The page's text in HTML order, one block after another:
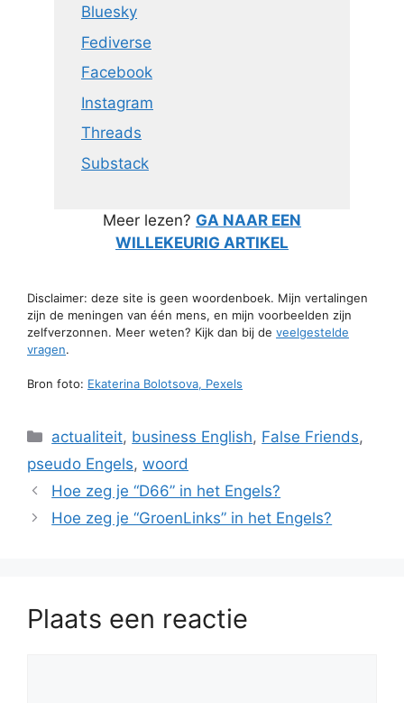
Bluesky
Fediverse
Facebook
Instagram
Threads
Substack
Meer lezen? GA NAAR EEN
WILLEKEURIG ARTIKEL
Disclaimer: deze site is geen woordenboek. Mijn vertalingen
zijn de meningen van één mens, en mijn voorbeelden zijn
zelfverzonnen. Meer weten? Kijk dan bij de veelgestelde
vragen.
Bron foto: Ekaterina Bolotsova, Pexels
Categorieën
actualiteit, business English, False Friends,
pseudo Engels, woord
Hoe zeg je “D66” in het Engels?
Hoe zeg je “GroenLinks” in het Engels?
Plaats een reactie